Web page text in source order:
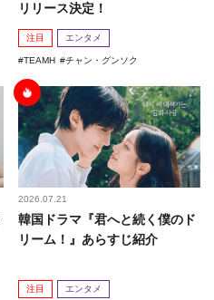
リリース決定！
注目 エンタメ
TEAMH チャン・グンソク
2026.07.21
韓国ドラマ『君へと続く僕のド
リーム！』あらすじ紹介
注目 エンタメ